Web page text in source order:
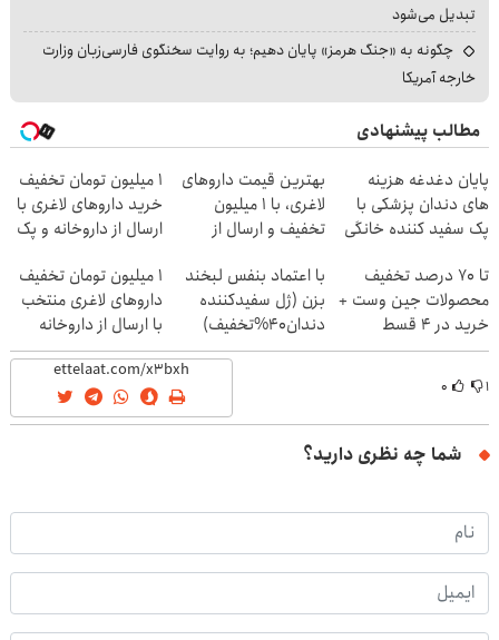
تبدیل می‌شود
چگونه به «جنگ هرمز» پایان دهیم؛ به روایت سخنگوی فارسی‌زبان وزارت
خارجه آمریکا
مطالب پیشنهادی
پایان دغدغه هزینه
های دندان پزشکی با
پک سفید کننده خانگی
بهترین قیمت داروهای
لاغری، با ۱ میلیون
تخفیف و ارسال از
1 میلیون تومان تخفیف
خرید داروهای لاغری با
ارسال از داروخانه و پک
تا 70 درصد تخفیف
محصولات جین وست +
خرید در 4 قسط
با اعتماد بنفس لبخند
بزن (ژل سفیدکننده
دندان40%تخفیف)
۱ میلیون تومان تخفیف
داروهای لاغری منتخب
با ارسال از داروخانه
نزدیکت
۱ ۰
شما چه نظری دارید؟